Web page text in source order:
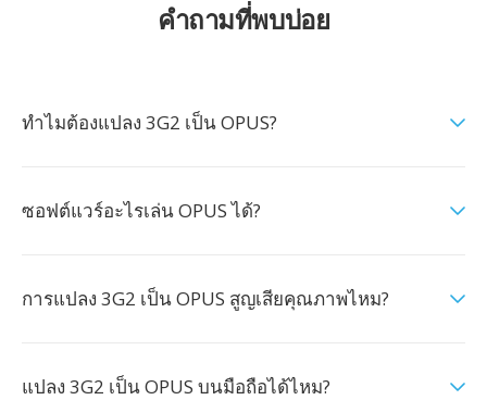
คำถามที่พบบ่อย
ทำไมต้องแปลง 3G2 เป็น OPUS?
ซอฟต์แวร์อะไรเล่น OPUS ได้?
การแปลง 3G2 เป็น OPUS สูญเสียคุณภาพไหม?
แปลง 3G2 เป็น OPUS บนมือถือได้ไหม?